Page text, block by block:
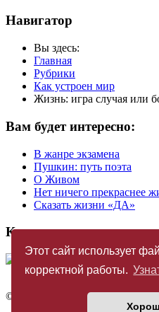
Этот сайт использует
корректной работы.
Навигатор
Вы здесь:
Главная
Рубрики
Как устроен мир
Жизнь: игра случая или
Вам будет интересно:
В жанре экзамена
Пушкин: путь поэта
О Живом
Нет ничего прекраснее
Сказать жизни «ДА»
Купить журнал
© Издательство «Новый
Политика